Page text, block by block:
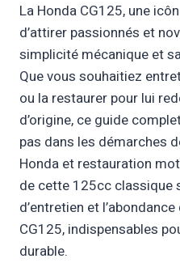
La Honda CG125, une
d’attirer passionnés et
simplicité mécanique et
Que vous souhaitiez
ou la restaurer pour lui
d’origine, ce guide
pas dans les démarches
Honda et restauration
de cette 125cc classique
d’entretien et
CG125, indispensables
durable.